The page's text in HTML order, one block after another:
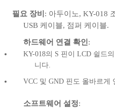
필요 장비 : 아두이노, KY-018
USB 케이블, 점퍼 케이블.
하드웨어 연결 확인 :
KY-018의 S 핀이 LCD 쉴드
니다.
VCC 및 GND 핀도 올바르게
소프트웨어 설정: